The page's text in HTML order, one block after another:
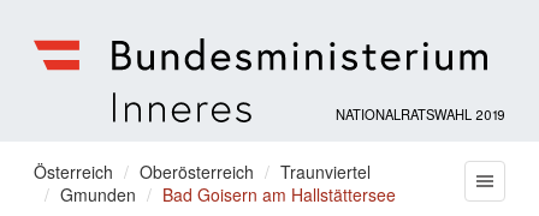
für
Inneres
NATIONALRATSWAHL 2019
Sie
befinden
Österreich Oberösterreich
Traunviertel
Gmunden
Bad Goisern am Hallstättersee